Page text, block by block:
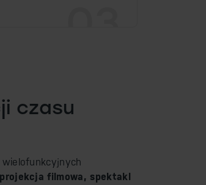
czasu
projekcja filmowa, spektakl